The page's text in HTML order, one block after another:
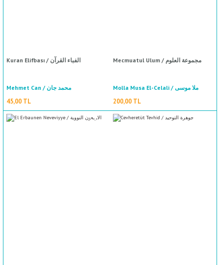
%50
indirim
Kuran Elifbası / الفباء القرآن
Mehmet Can / محمد جان
45,00 TL
Mecmuatul Ulum / مجموعة العلوم
Molla Musa El-Celali / ملا موسى
الجلالي
200,00 TL